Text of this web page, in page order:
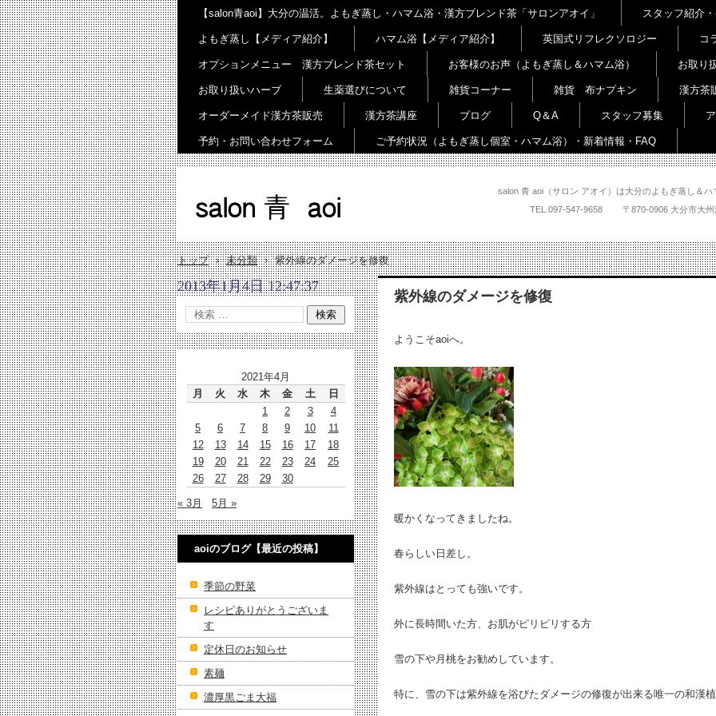
salon 青 aoi（サロン アオイ）は大分のよもぎ蒸し＆
TEL. 097-547-9658 〒870-0906 大分
【salon青aoi】大分の温活。よもぎ蒸し・ハマム浴・漢方ブレンド茶「サロンアオイ」 スタッフ紹介
よもぎ蒸し【メディア紹介】 ハマム浴【メディア紹介】 英国式リフレクソロジー コ
オプションメニュー 漢方ブレンド茶セット お客様のお声（よもぎ蒸し＆ハマム浴） お取り
お取り扱いハーブ 生薬選びについて 雑貨コーナー 雑貨 布ナプキン 漢方茶
オーダーメイド漢方茶販売 漢方茶講座 ブログ Q＆A スタッフ募集
予約・お問い合わせフォーム ご予約状況（よもぎ蒸し個室・ハマム浴）・新着情報・FAQ
トップ › 未分類 › 紫外線のダメージを修復
紫外線のダメージを修復
ようこそaoiへ。
暖かくなってきましたね。
春らしい日差し。
紫外線はとっても強いです。
外に長時間いた方、お肌がピリピリする方
雪の下や月桃をお勧めしています。
特に、雪の下は紫外線を浴びたダメージの修復が出来る唯一の和漢
2013年1月4日 12:47:37
2021年4月
月
火 水 木 金 土
日
1
2 3
4
5
6 7 8 9 10
11
12
13 14 15 16 17
18
19
20 21 22 23 24
25
26
27 28 29 30
« 3月 5月 »
aoiのブログ【最近の投稿】
季節の野菜
レシピありがとうございま
す
定休日のお知らせ
素麺
濃厚黒ごま大福